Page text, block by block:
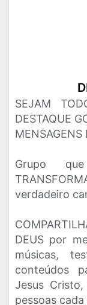
SEJAM
DESTAQUE
MENSAGENS
Grupo
verdadeiro
DEUS por
músicas,
conteúdos
Jesus
pessoas